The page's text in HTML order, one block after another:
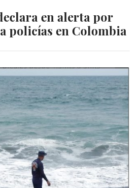
en alerta por
policías en Colombia